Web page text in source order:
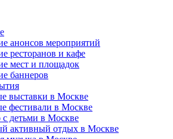
анонсов мероприятий
ресторанов и кафе
мест и площадок
баннеров
выставки в Москве
фестивали в Москве
с детьми в Москве
активный отдых в Москве